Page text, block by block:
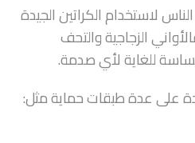
لاستخدام الكراتين الجيدة
الزجاجية والتحف
حساسة للغاية لأي صدمة.
على عدة طبقات حماية مثل: